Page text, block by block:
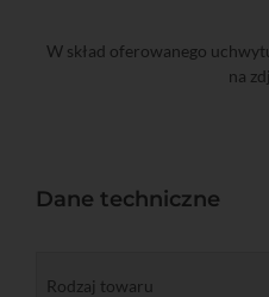
W skład oferowanego
na
Dane techniczne
Rodzaj towaru